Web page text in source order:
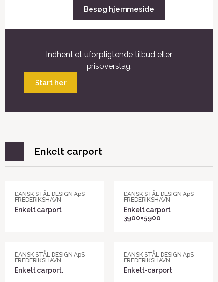
Besøg hjemmeside
Indhent et uforpligtende tilbud eller
prisoverslag.
Start her
Enkelt carport
DANSK STÅL DESIGN ApS
FREDERIKSHAVN
Enkelt carport
DANSK STÅL DESIGN ApS
FREDERIKSHAVN
Enkelt carport
3900×5900
DANSK STÅL DESIGN ApS
FREDERIKSHAVN
Enkelt carport.
DANSK STÅL DESIGN ApS
FREDERIKSHAVN
Enkelt-carport